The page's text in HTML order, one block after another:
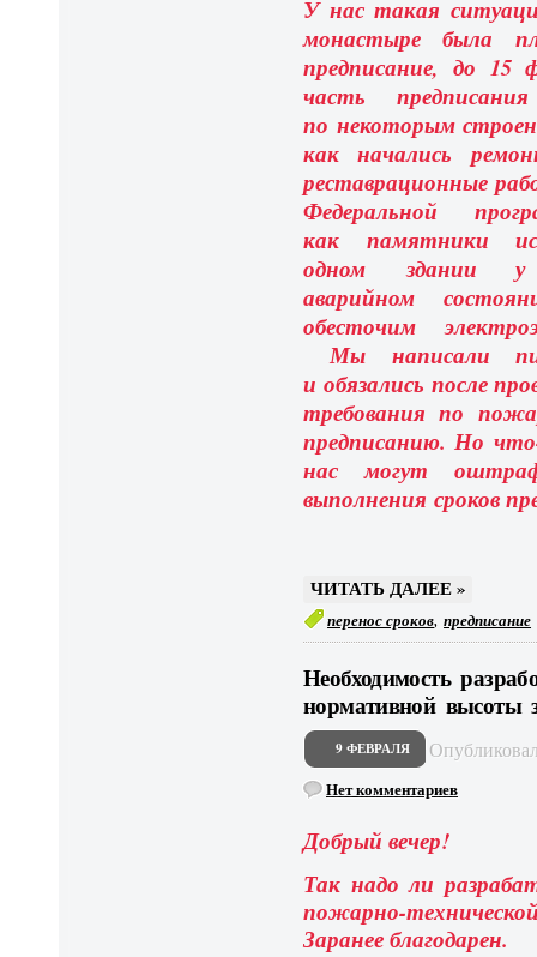
У нас такая
монастыре была
предписание, до 15
часть
по некоторым
как начались
реставрационные
Федеральной
как памятники
одном здании
аварийном
обесточим
Мы написали
и обязались после
требования по
предписанию. Но
нас могут
выполнения сроков
ЧИТАТЬ ДАЛЕЕ »
перенос сроков,предписание
Необходимость
нормативной высоты
9 ФЕВРАЛЯ
Нет комментариев
Добрый вечер!
Так надо ли
пожарно-
Заранее благодарен.